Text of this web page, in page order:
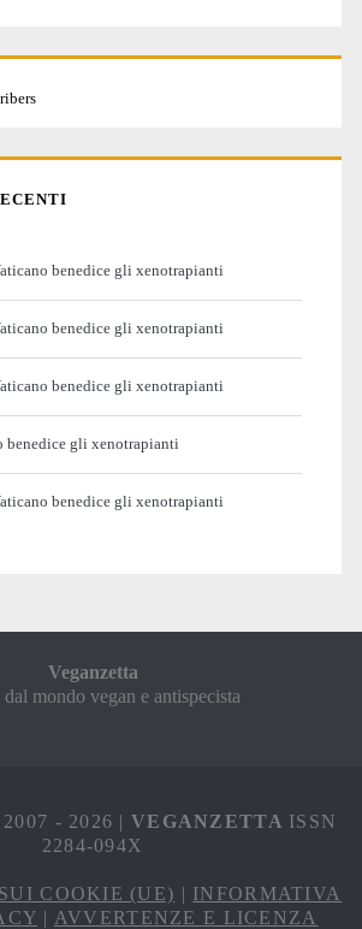
benedice gli xenotrapianti
benedice gli xenotrapianti
benedice gli xenotrapianti
benedice gli xenotrapianti
benedice gli xenotrapianti
Veganzetta
mondo vegan e antispecista
- 2026 |VEGANZETTA ISSN
2284-094X
COOKIE (UE) | INFORMATIVA
| AVVERTENZE E LICENZA